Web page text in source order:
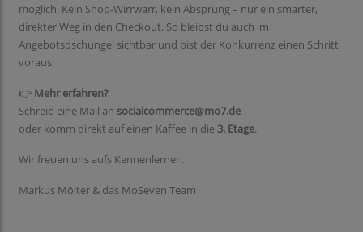
möglich. Kein Shop-Wirrwarr, kein Absprung – nur ein smarter,
direkter Weg in den Checkout. So bleibst du auch im
Angebotsdschungel sichtbar und bist der Konkurrenz einen Schritt
voraus.
👉 Mehr erfahren?
Schreib eine Mail an socialcommerce@mo7.de
oder komm direkt auf einen Kaffee in die3. Etage.
Wir freuen uns aufs Kennenlernen.
Markus Mölter & das MoSeven Team